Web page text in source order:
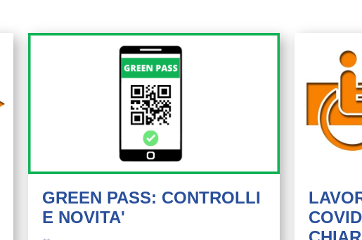
GREEN PASS: CONTROLLI
E NOVITA'